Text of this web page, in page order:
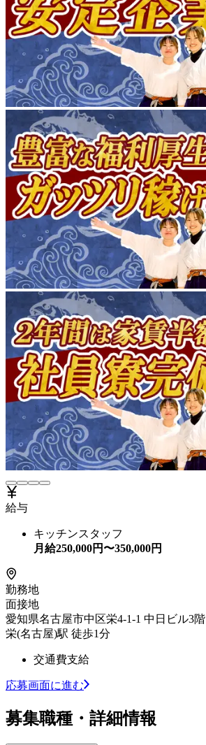
給与
キッチンスタッフ
月給250,000円〜350,000円
勤務地
面接地
愛知県名古屋市中区栄4-1-1 中日ビル3階
栄(名古屋)駅 徒歩1分
交通費支給
応募画面に進む
募集職種・詳細情報